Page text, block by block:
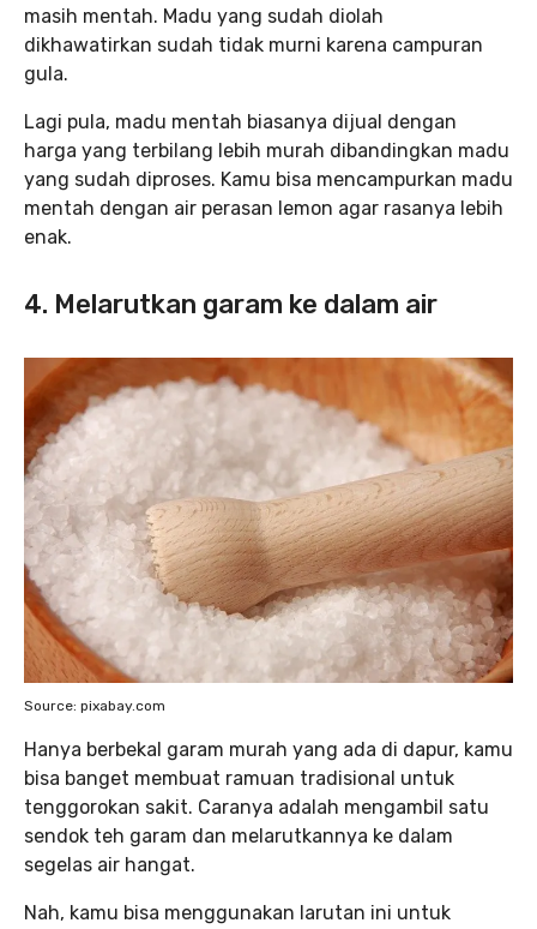
masih mentah. Madu yang sudah diolah
dikhawatirkan sudah tidak murni karena campuran
gula.
Lagi pula, madu mentah biasanya dijual dengan
harga yang terbilang lebih murah dibandingkan madu
yang sudah diproses. Kamu bisa mencampurkan madu
mentah dengan air perasan lemon agar rasanya lebih
enak.
4. Melarutkan garam ke dalam air
Source: pixabay.com
Hanya berbekal garam murah yang ada di dapur, kamu
bisa banget membuat ramuan tradisional untuk
tenggorokan sakit. Caranya adalah mengambil satu
sendok teh garam dan melarutkannya ke dalam
segelas air hangat.
Nah, kamu bisa menggunakan larutan ini untuk